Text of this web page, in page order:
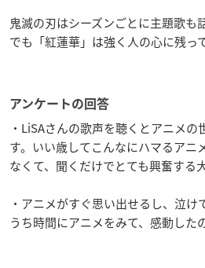
鬼滅の刃はシーズンごとに主題歌も
でも「紅蓮華」は強く人の心に残っ
アンケートの回答
・LiSAさんの歌声を聴くとアニメ
す。いい歳してこんなにハマるアニ
なくて、聞くだけでとても興奮する
・アニメがすぐ思い出せるし、泣
うち時間にアニメをみて、感動した